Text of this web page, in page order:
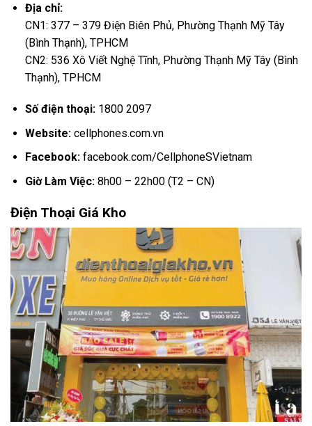
Địa chỉ:
CN1: 377 – 379 Điện Biên Phủ, Phường Thạnh Mỹ Tây
(Bình Thạnh), TPHCM
CN2: 536 Xô Viết Nghệ Tĩnh, Phường Thạnh Mỹ Tây (Bình
Thạnh), TPHCM
Số điện thoại: 1800 2097
Website:cellphones.com.vn
Facebook:facebook.com/CellphoneSVietnam
Giờ Làm Việc: 8h00 – 22h00 (T2 – CN)
Điện Thoại Giá Kho